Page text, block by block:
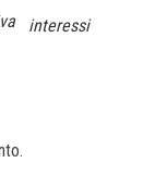
interessi